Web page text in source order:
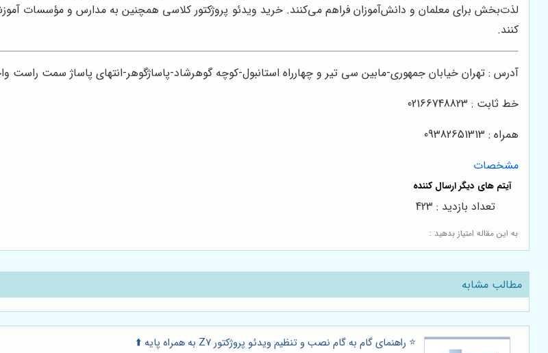
لذت‌بخش برای معلمان و دانش‌آموزان فراهم می‌کنند. خرید ویدئو پروژکتور کلاسی همچنین به مدارس و مؤسسات
کنند.
آدرس : تهران خیابان جمهوری-مابین سی تیر و چهارراه استانبول-کوچه گوهرشاد-پاساژگوهر-انتهای پاساژ سمت راست
خط ثابت : 02166748823
همراه : 09382651313
مشخصات
به این مقاله امتیاز بدهید :
تعداد بازدید : 423
مطالب مشابه
⭐️ راهنمای گام به گام نصب و تنظیم ویدئو پروژکتور Z7 به همراه پایه ⬆️